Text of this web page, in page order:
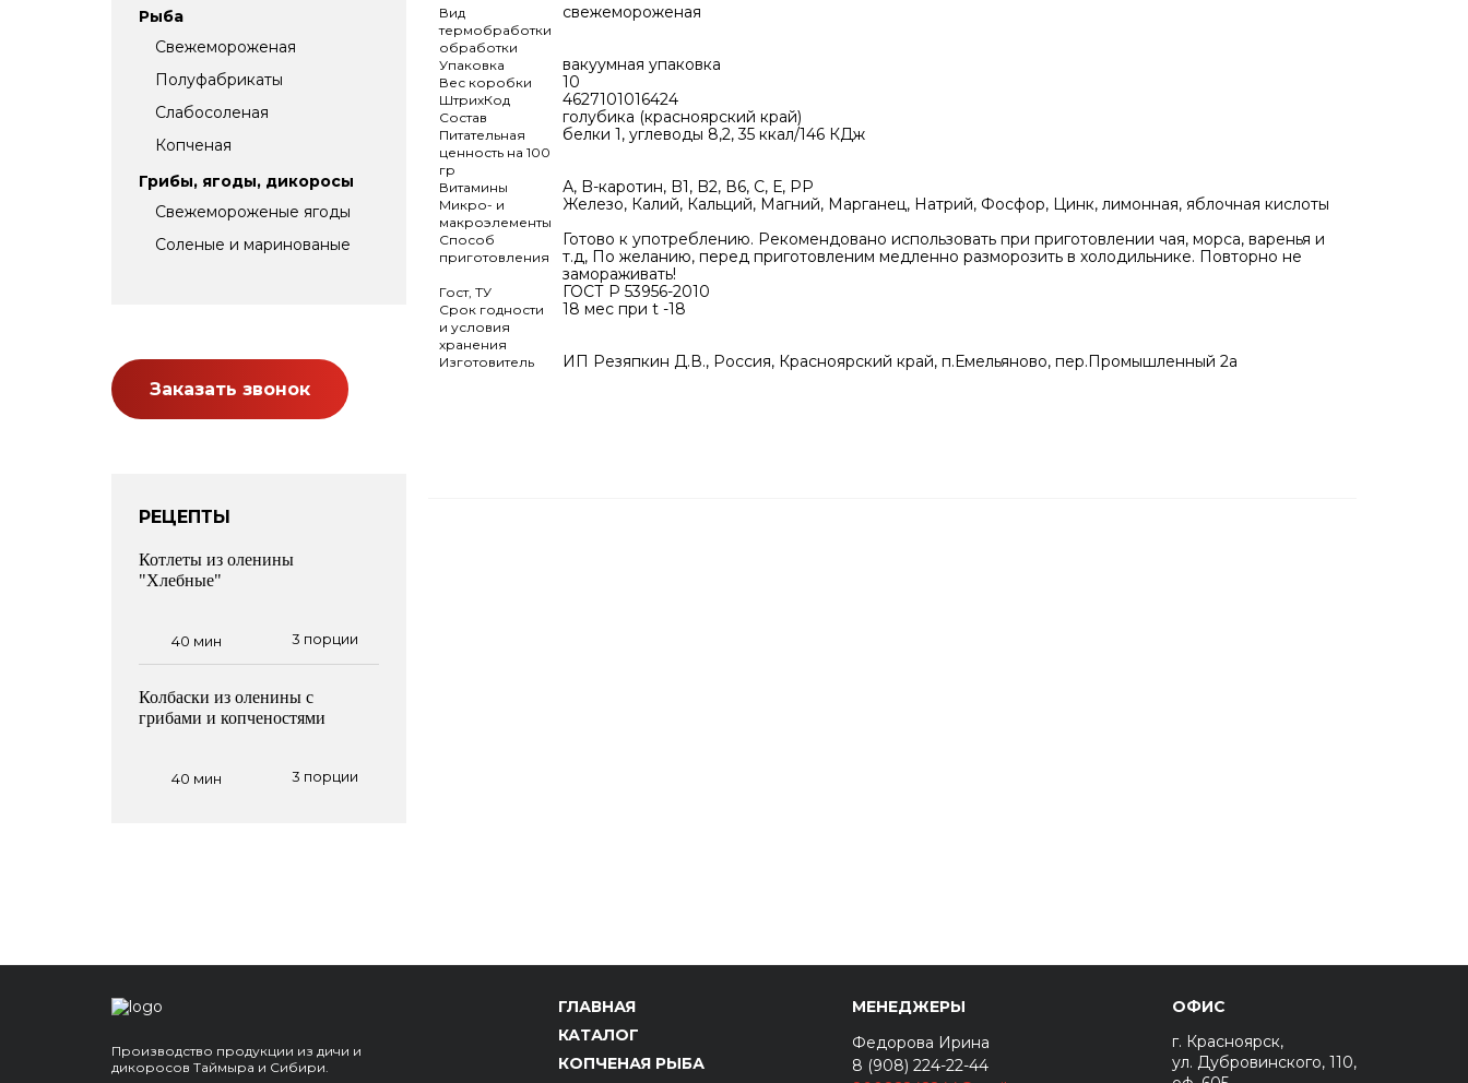
Рыба
Свежемороженая
Полуфабрикаты
Слабосоленая
Копченая
Грибы, ягоды, дикоросы
Свежемороженые ягоды
Соленые и маринованые
Заказать звонок
РЕЦЕПТЫ
Котлеты из оленины
"Хлебные"
40 мин 3 порции
Колбаски из оленины с
грибами и копченостями
40 мин 3 порции
Вид
термобработки
обработки
свежемороженая
Упаковка вакуумная упаковка
Вес коробки 10
ШтрихКод 4627101016424
Состав голубика (красноярский край)
Питательная
ценность на 100
гр
белки 1, углеводы 8,2, 35 ккал/146 КДж
Витамины А, B-каротин, B1, B2, В6, C, Е, PP
Микро- и
макроэлементы
Железо, Калий, Кальций, Магний, Марганец, Натрий, Фосфор, Цинк, лимонная, яблочная кислоты
Способ
приготовления
Готово к употреблению. Рекомендовано использовать при приготовлении чая, морса, варенья и
т.д, По желанию, перед приготовленим медленно разморозить в холодильнике. Повторно не
замораживать!
Гост, ТУ ГОСТ Р 53956-2010
Срок годности
и условия
хранения
18 мес при t -18
Изготовитель ИП Резяпкин Д.В., Россия, Красноярский край, п.Емельяново, пер.Промышленный 2а
Производство продукции из дичи и
дикоросов Таймыра и Сибири.
ГЛАВНАЯ
КАТАЛОГ
КОПЧЕНАЯ РЫБА
МЕНЕДЖЕРЫ
Федорова Ирина
8 (908) 224-22-44
ОФИС
г. Красноярск,
ул. Дубровинского, 110,